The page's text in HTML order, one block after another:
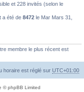
et 228 invités (selon le
a été de 8472 le Mar Mars 31,
membre le plus récent est
horaire est réglé sur UTC+01:00
© phpBB Limited